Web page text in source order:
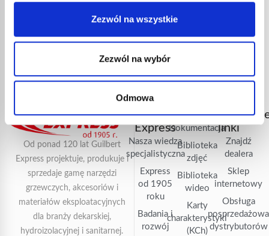
Zezwól na wszystkie
Zezwól na wybór
Odmowa
ciągu 72 godzin
ulepszone
protokoły
specjalistów od
sprzętu
objęte są
Od ponad 120 lat Guilbert
Express projektuje, produkuje i
sprzedaje gamę narzędzi
grzewczych, akcesoriów i
materiałów eksploatacyjnych
dla branży dekarskiej,
hydroizolacyjnej i sanitarnej.
Guilbert
Express
Nasza wiedza
specjalistyczna
Express
od 1905
roku
Badania i
rozwój
Dokumentacja
Dokumentacja
Biblioteka
zdjęć
Biblioteka
wideo
Karty
charakterystyki
(KCh)
linki
Znajdź
dealera
Sklep
internetowy
Obsługa
posprzedażowa
dystrybutorów